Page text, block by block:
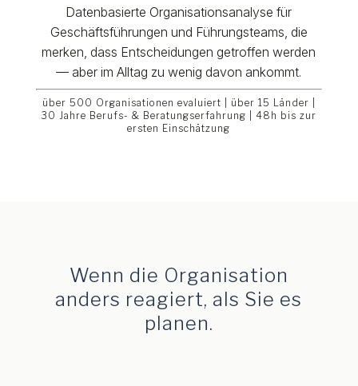
Datenbasierte Organisationsanalyse für
Geschäftsführungen und Führungsteams, die
merken, dass Entscheidungen getroffen werden
— aber im Alltag zu wenig davon ankommt.
über 500 Organisationen evaluiert | über 15 Länder |
30 Jahre Berufs- & Beratungserfahrung | 48h bis zur
ersten Einschätzung
Wenn die Organisation
anders reagiert, als Sie es
planen.